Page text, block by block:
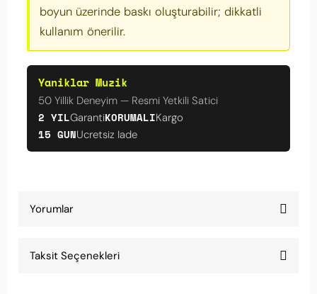
boyun üzerinde baskı oluşturabilir; dikkatli
kullanım önerilir.
Yaniklar Muzik
50 Yillik Deneyim — Resmi Yetkili Satici
2 YILGarantiKORUMALIKargo
15 GUNUcretsiz Iade
Yorumlar
Taksit Seçenekleri